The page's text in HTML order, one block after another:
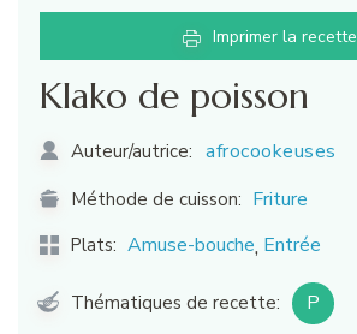
Imprimer la recette
Klako de poisson
Auteur/autrice: afrocookeuses
Méthode de cuisson: Friture
Plats: Amuse-bouche, Entrée
Thématiques de recette: P